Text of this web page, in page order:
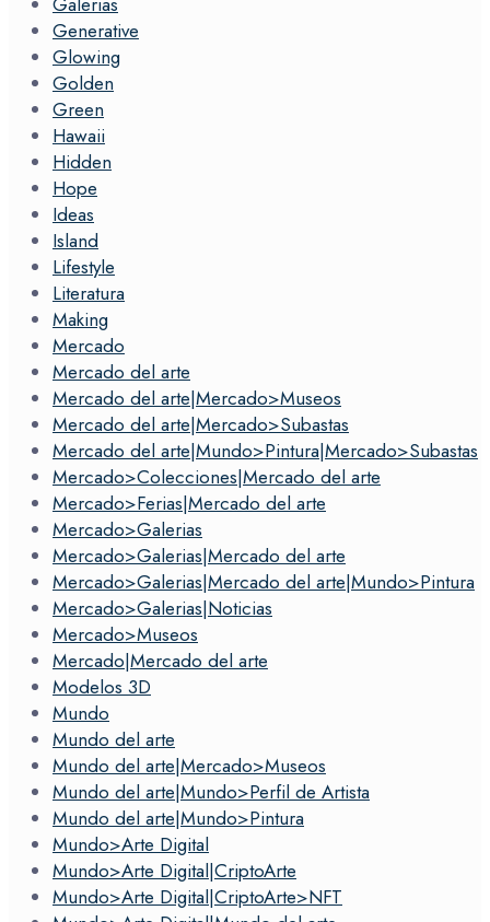
Generative
Glowing
Golden
Green
Hawaii
Hidden
Hope
Ideas
Island
Lifestyle
Literatura
Making
Mercado
Mercado del arte
Mercado del arte|Mercado>Museos
Mercado del arte|Mercado>Subastas
Mercado del arte|Mundo>Pintura|Mercado>Subastas
Mercado>Colecciones|Mercado del arte
Mercado>Ferias|Mercado del arte
Mercado>Galerias
Mercado>Galerias|Mercado del arte
Mercado>Galerias|Mercado del arte|Mundo>Pintura
Mercado>Galerias|Noticias
Mercado>Museos
Mercado|Mercado del arte
Modelos 3D
Mundo
Mundo del arte
Mundo del arte|Mercado>Museos
Mundo del arte|Mundo>Perfil de Artista
Mundo del arte|Mundo>Pintura
Mundo>Arte Digital
Mundo>Arte Digital|CriptoArte
Mundo>Arte Digital|CriptoArte>NFT